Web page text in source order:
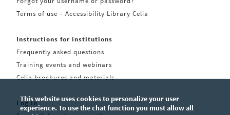
Terms of use – Accessibility Library Celia
Instructions for institutions
Frequently asked questions
Training events and webinars
Celia brochures and materials
Log in
This website uses cookies to personalize your user
experience. To use the chat function you must allow all